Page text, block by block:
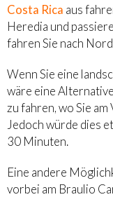
Costa Rica aus
Heredia und
fahren Sie nach
Wenn Sie eine
wäre eine
zu fahren, wo Sie
Jedoch würde dies
30 Minuten.
Eine andere
vorbei am Braulio